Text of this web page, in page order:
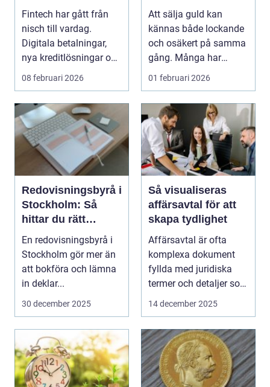
tillväxtbransch
Fintech har gått från
nisch till vardag.
Digitala betalningar,
nya kreditlösningar och
krypto är en ...
08 februari 2026
Att sälja guld kan
kännas både lockande
och osäkert på samma
gång. Många har
smycken liggande som
01 februari 2026
Redovisningsbyrå i
Stockholm: Så
hittar du rätt
partner för
företagets ekonomi
En redovisningsbyrå i
Stockholm gör mer än
att bokföra och lämna
in deklar...
30 december 2025
Så visualiseras
affärsavtal för att
skapa tydlighet
Affärsavtal är ofta
komplexa dokument
fyllda med juridiska
termer och detaljer som
kan var...
14 december 2025